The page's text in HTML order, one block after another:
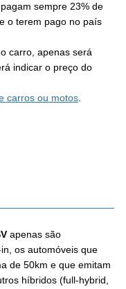
sempre 23% de
o terem pago no país
carro, apenas será
indicar o preço do
carros ou motos.
apenas são
os automóveis que
de 50km e que emitam
híbridos (full-hybrid,